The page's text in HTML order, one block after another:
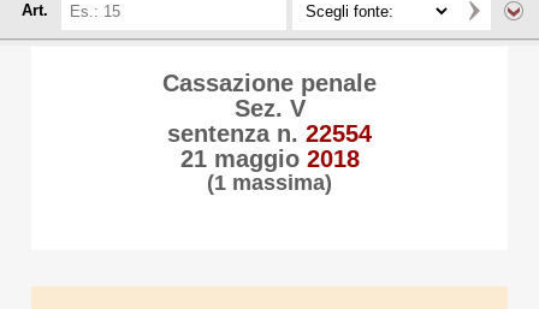
Art.
Cassazione penale
Sez. V
sentenza n. 22554
21 maggio 2018
(1 massima)